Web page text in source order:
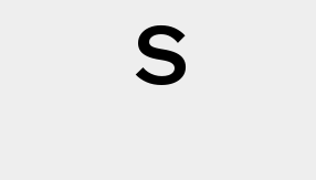
S